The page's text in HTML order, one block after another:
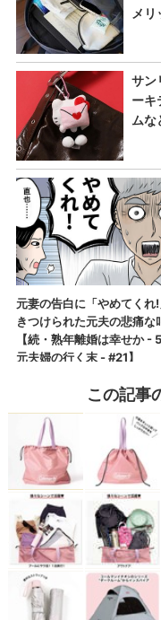
この記事